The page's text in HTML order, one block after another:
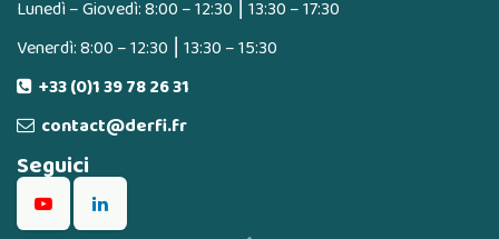
Lunedì – Giovedì: 8:00 – 12:30 ⎮ 13:30 – 17:30
Venerdì: 8:00 – 12:30 ⎮ 13:30 – 15:30
+33 (0)1 39 78 26 31
contact@derfi.fr
Seguici